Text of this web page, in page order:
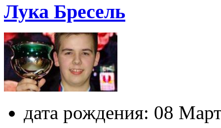
Лука Бресель
дата рождения: 08